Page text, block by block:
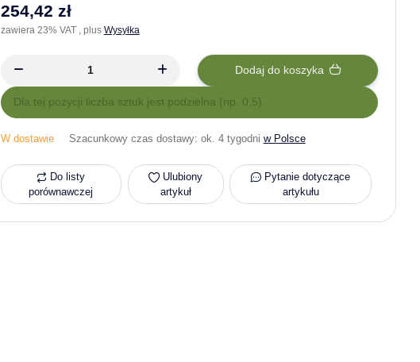
254,42 zł
zawiera 23% VAT , plus Wysyłka
Dodaj do koszyka
x
Dla tej pozycji liczba sztuk jest podzielna (np. 0,5).
W dostawie Szacunkowy czas dostawy: ok. 4 tygodni w Polsce
Do listy
porównawczej
Ulubiony
artykuł
Pytanie dotyczące
artykułu